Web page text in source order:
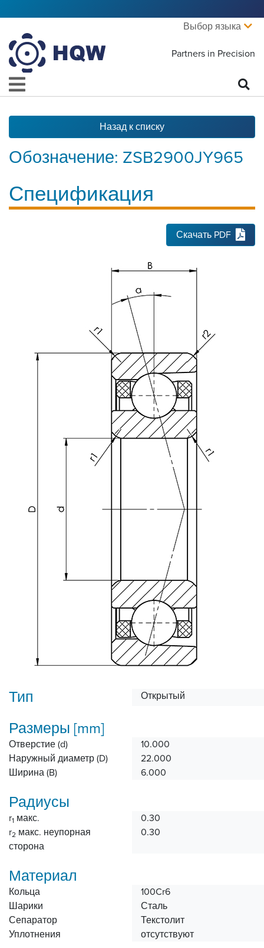
Выбор языка
Partners in Precision
Назад к списку
Спецификация
Обозначение: ZSB2900JY965
Скачать PDF
Тип Открытый
Размеры [mm]
Отверстие (d)
10.000
Наружный диаметр (D)
22.000
Ширина (B)
6.000
Радиусы
r1 макс.
0.30
r2 макс. неупорная
сторона
0.30
Материал
Кольца
100Cr6
Шарики
Сталь
Сепаратор
Текстолит
Уплотнения
отсутствуют